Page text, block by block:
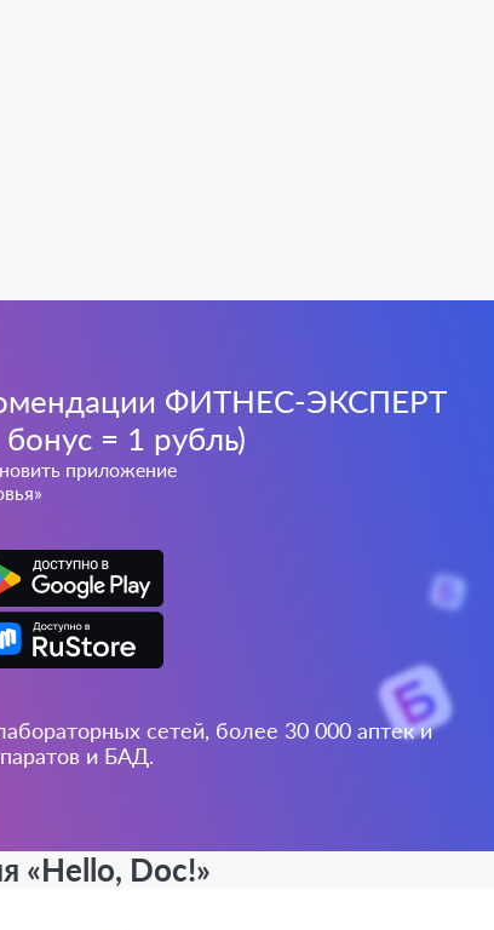
ФИТНЕС-ЭКСПЕРТ
= 1 рубль)
приложение
сетей, более 30 000 аптек и
и БАД.
«Hello, Doc!»